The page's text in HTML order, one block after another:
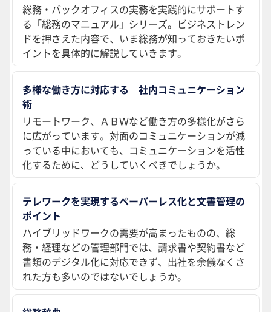
総務・バックオフィスの実務を実践的にサポートす
る「総務のマニュアル」シリーズ。ビジネストレン
ドを押さえた内容で、いま総務が知っておきたいポ
イントを具体的に解説していきます。
多様な働き方に対応する 社内コミュニケーション
術
リモートワーク、ＡＢＷなど働き方の多様化がさら
に広がっています。対面のコミュニケーションが減
っている中においても、コミュニケーションを活性
化するために、どうしていくべきでしょうか。
テレワークを実現するペーパーレス化と文書管理の
ポイント
ハイブリッドワークの需要が高まったものの、総
務・経理などの管理部門では、請求書や契約書など
書類のデジタル化に対応できず、出社を余儀なくさ
れた方も多いのではないでしょうか。